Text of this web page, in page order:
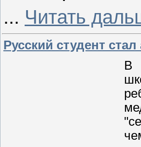
... Читать
Русский студент
В